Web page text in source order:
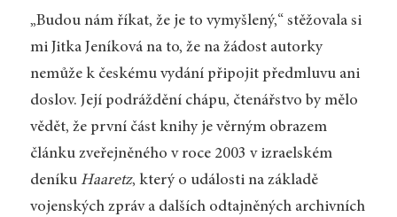
„Budou nám říkat, že je to vymyšlený,“ stěžovala si
mi Jitka Jeníková na to, že na žádost autorky
nemůže k českému vydání připojit předmluvu ani
doslov. Její podráždění chápu, čtenářstvo by mělo
vědět, že první část knihy je věrným obrazem
článku zveřejněného v roce 2003 v izraelském
deníku Haaretz, který o události na základě
vojenských zpráv a dalších odtajněných archivních